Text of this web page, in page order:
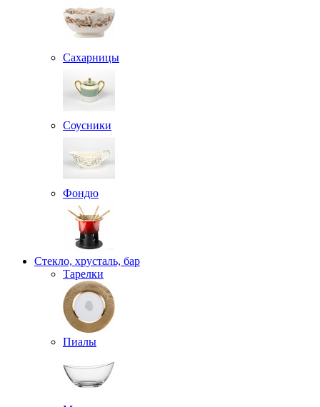
Сахарницы
Соусники
Фондю
Стекло, хрусталь, бар
Тарелки
Пиалы